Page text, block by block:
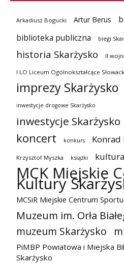
Arkadiusz Bogucki Artur Berus
biblioteka publiczna
biegi
historia Skarżysko II
I LO Liceum Ogólnokształcące
imprezy Skarżysko
inwestycje drogowe Skarżysko
inwestycje Skarżysko
koncert konkurs Konrad
Krzysztof Myszka książki kultura
MCK Miejskie
Kultury
MCSiR Miejskie Centrum
Muzeum im. Orła
muzeum Skarżysko
PiMBP Powiatowa i Miejska
Skarżysko